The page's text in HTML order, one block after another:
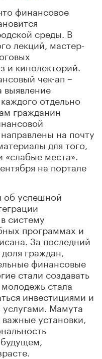
финансовое
среды. В
лекций, мастер-
и кинолекторий.
чек-ап –
выявление
отдельно
гражданин
на почту
для того,
места».
на портале
об успешной
систему
программах и
За последний
граждан,
финансовые
стали создавать
стала
инвестициями и
Мамута
установки,